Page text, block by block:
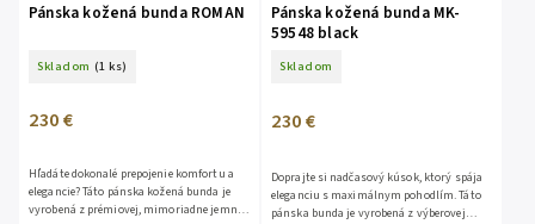
Pánska kožená bunda ROMAN
Skladom (1 ks)
230 €
Hľadáte dokonalé prepojenie komfortu a
elegancie? Táto pánska kožená bunda je
vyrobená z prémiovej, mimoriadne jemnej
Pánska kožená bunda MK-
59548 black
Skladom
230 €
Doprajte si nadčasový kúsok, ktorý spája
eleganciu s maximálnym pohodlím. Táto
pánska bunda je vyrobená z výberovej